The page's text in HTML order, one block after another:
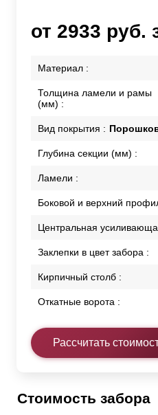
от 2933 руб.
Материал :
Толщина ламели и рамы
(мм) :
Вид покрытия :
Глубина секции (мм) :
Ламели :
Боковой и верхний
Центральная
Заклепки в цвет забора :
Кирпичный столб :
Откатные ворота :
Рассчитать
Стоимость забора